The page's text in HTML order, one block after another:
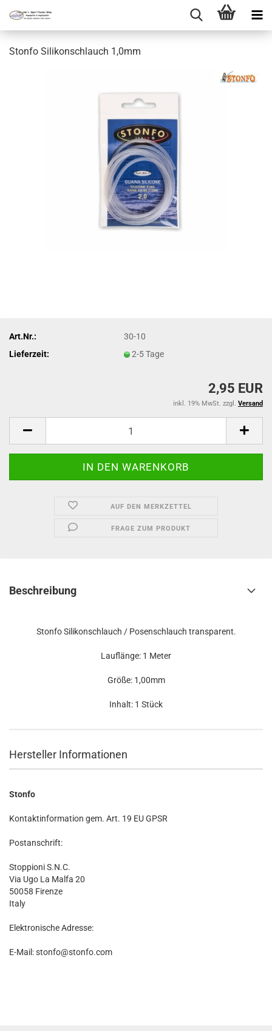
Stonfo Silikonschlauch 1,0mm
Art.Nr.:
30-10
Lieferzeit:
2-5 Tage
2,95 EUR
inkl. 19% MwSt. zzgl. Versand
AUF DEN MERKZETTEL
FRAGE ZUM PRODUKT
Beschreibung
Stonfo Silikonschlauch / Posenschlauch transparent.
Lauflänge: 1 Meter
Größe: 1,00mm
Inhalt: 1 Stück
Hersteller Informationen
Stonfo
Kontaktinformation gem. Art. 19 EU GPSR
Postanschrift:
Stoppioni S.N.C.
Via Ugo La Malfa 20
50058 Firenze
Italy
Elektronische Adresse:
E-Mail: stonfo@stonfo.com